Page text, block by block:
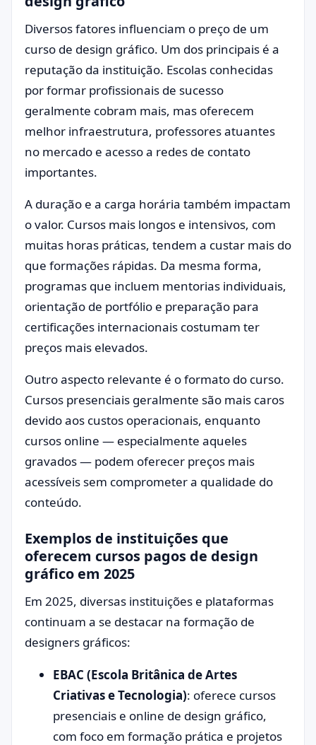
Diversos fatores influenciam o preço de um
curso de design gráfico. Um dos principais é a
reputação da instituição. Escolas conhecidas
por formar profissionais de sucesso
geralmente cobram mais, mas oferecem
melhor infraestrutura, professores atuantes
no mercado e acesso a redes de contato
importantes.
A duração e a carga horária também impactam
o valor. Cursos mais longos e intensivos, com
muitas horas práticas, tendem a custar mais do
que formações rápidas. Da mesma forma,
programas que incluem mentorias individuais,
orientação de portfólio e preparação para
certificações internacionais costumam ter
preços mais elevados.
Outro aspecto relevante é o formato do curso.
Cursos presenciais geralmente são mais caros
devido aos custos operacionais, enquanto
cursos online — especialmente aqueles
gravados — podem oferecer preços mais
acessíveis sem comprometer a qualidade do
conteúdo.
Exemplos de instituições que
oferecem cursos pagos de design
gráfico em 2025
Em 2025, diversas instituições e plataformas
continuam a se destacar na formação de
designers gráficos:
EBAC (Escola Britânica de Artes
Criativas e Tecnologia): oferece cursos
presenciais e online de design gráfico,
com foco em formação prática e projetos